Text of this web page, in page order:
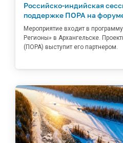
Российско-индийская
поддержке ПОРА на
Мероприятие входит в
Регионы» в Архангельске.
(ПОРА) выступит его партнером.